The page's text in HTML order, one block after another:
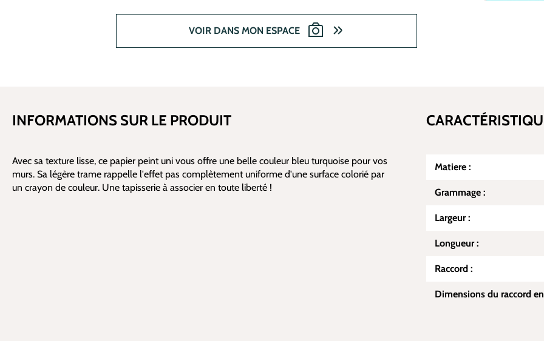
VOIR DANS MON ESPACE
INFORMATIONS SUR LE PRODUIT
Avec sa texture lisse, ce papier peint uni vous offre une belle couleur bleu turquoise pour vos
murs. Sa légère trame rappelle l'effet pas complètement uniforme d'une surface colorié par
un crayon de couleur. Une tapisserie à associer en toute liberté !
Matiere :
Grammage :
Largeur :
Longueur :
Raccord :
Dimensions du raccord